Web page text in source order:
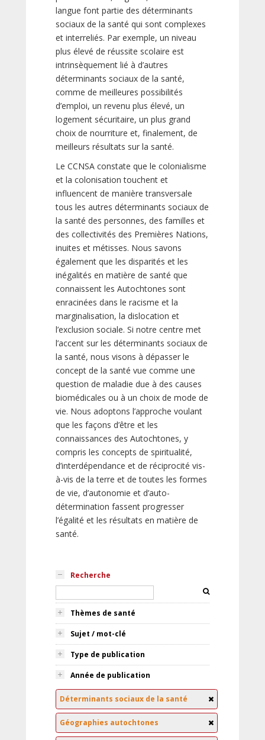
langue font partie des déterminants
sociaux de la santé qui sont complexes
et interreliés. Par exemple, un niveau
plus élevé de réussite scolaire est
intrinsèquement lié à d’autres
déterminants sociaux de la santé,
comme de meilleures possibilités
d’emploi, un revenu plus élevé, un
logement sécuritaire, un plus grand
choix de nourriture et, finalement, de
meilleurs résultats sur la santé.
Le CCNSA constate que le colonialisme
et la colonisation touchent et
influencent de manière transversale
tous les autres déterminants sociaux de
la santé des personnes, des familles et
des collectivités des Premières Nations,
inuites et métisses. Nous savons
également que les disparités et les
inégalités en matière de santé que
connaissent les Autochtones sont
enracinées dans le racisme et la
marginalisation, la dislocation et
l’exclusion sociale. Si notre centre met
l’accent sur les déterminants sociaux de
la santé, nous visons à dépasser le
concept de la santé vue comme une
question de maladie due à des causes
biomédicales ou à un choix de mode de
vie. Nous adoptons l’approche voulant
que les façons d’être et les
connaissances des Autochtones, y
compris les concepts de spiritualité,
d’interdépendance et de réciprocité vis-
à-vis de la terre et de toutes les formes
de vie, d’autonomie et d’auto-
détermination fassent progresser
l’égalité et les résultats en matière de
santé.
Recherche
Thèmes de santé
Sujet / mot-clé
Type de publication
Année de publication
Déterminants sociaux de la santé
Géographies autochtones